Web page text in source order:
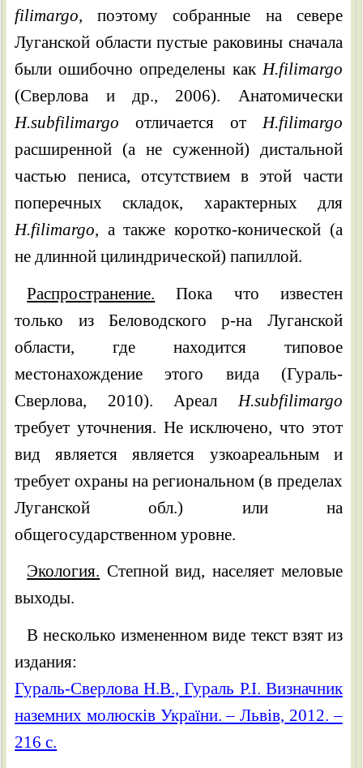
filimargo, поэтому собранные на севере
Луганской области пустые раковины сначала
были ошибочно определены какH.filimargo
(Сверлова и др., 2006). Анатомически
H.subfilimargo отличается отH.filimargo
расширенной (а не суженной) дистальной
частью пениса, отсутствием в этой части
поперечных складок, характерных для
H.filimargo, а также коротко-конической (а
не длинной цилиндрической) папиллой.
Распространение. Пока что известен
только из Беловодского р-на Луганской
области, где находится типовое
местонахождение этого вида (Гураль-
Сверлова, 2010). Ареал H.subfilimargo
требует уточнения. Не исключено, что этот
вид является является узкоареальным и
требует охраны на региональном (в пределах
Луганской обл.) или на
общегосударственном уровне.
Экология. Степной вид, населяет меловые
выходы.
В несколько измененном виде текст взят из
издания:
Гураль-Сверлова Н.В., Гураль Р.І. Визначник
наземних молюсків України. – Львів, 2012. –
216 с.